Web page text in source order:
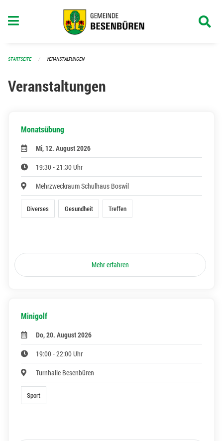
STARTSEITE VERANSTALTUNGEN
Veranstaltungen
Monatsübung
Mi, 12. August 2026
19:30 - 21:30 Uhr
Mehrzweckraum Schulhaus Boswil
Diverses Gesundheit Treffen
Mehr erfahren
Minigolf
Do, 20. August 2026
19:00 - 22:00 Uhr
Turnhalle Besenbüren
Sport